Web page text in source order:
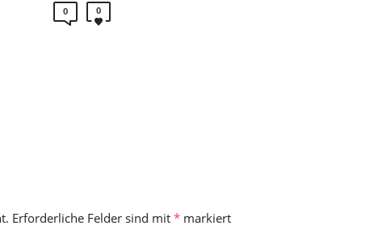
0 0
Erforderliche Felder sind mit * markiert